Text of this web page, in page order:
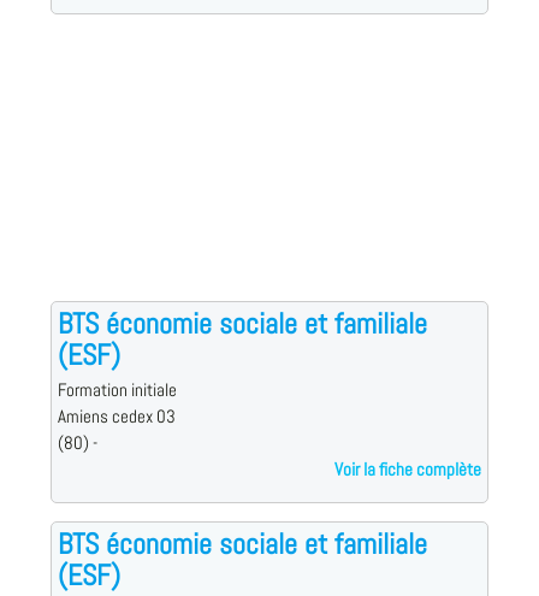
BTS économie sociale et familiale
(ESF)
Formation initiale
Amiens cedex 03
(80) -
Voir la fiche complète
BTS économie sociale et familiale
(ESF)